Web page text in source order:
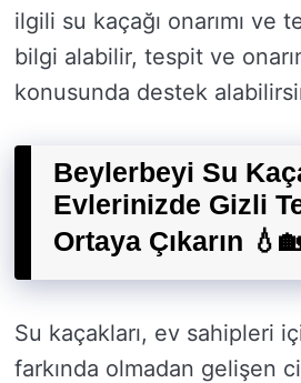
ilgili su kaçağı onarımı ve
bilgi alabilir, tespit ve
konusunda destek
Beylerbeyi Su
Evlerinizde Gizli
Ortaya Çıkarın
Su kaçakları, ev sahipleri
farkında olmadan gelişen